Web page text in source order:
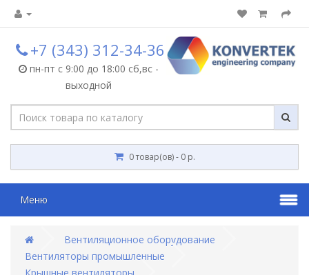
+7 (343) 312-34-36
пн-пт с 9:00 до 18:00 сб,вс -
выходной
0 товар(ов) - 0 р.
Меню
Вентиляционное оборудование
Вентиляторы промышленные